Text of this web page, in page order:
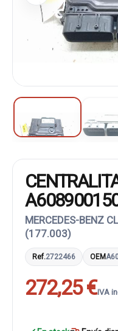
MERCEDES-BENZ
(177.003)
Ref.2722466 OEM
272,25 €IVA